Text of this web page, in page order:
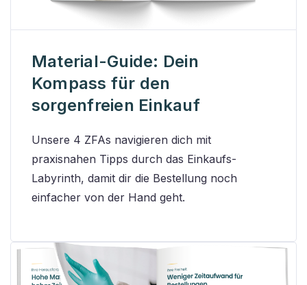
Material-Guide: Dein
Kompass für den
sorgenfreien Einkauf
Unsere 4 ZFAs navigieren dich mit
praxisnahen Tipps durch das Einkaufs-
Labyrinth, damit dir die Bestellung noch
einfacher von der Hand geht.